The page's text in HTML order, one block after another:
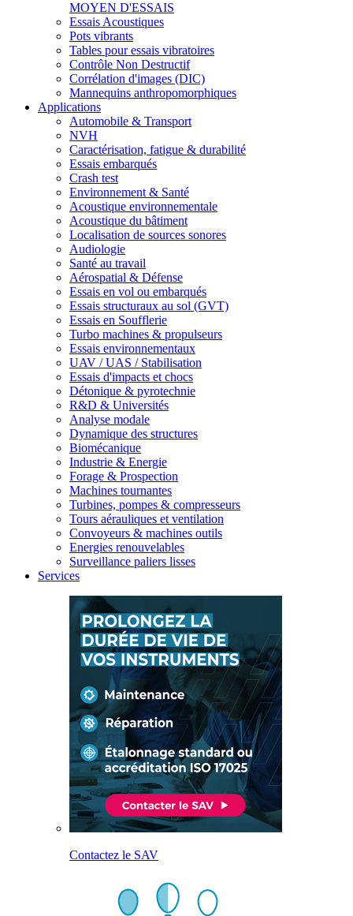
MOYEN D'ESSAIS
Essais Acoustiques
Pots vibrants
Tables pour essais vibratoires
Contrôle Non Destructif
Corrélation d'images (DIC)
Mannequins anthropomorphiques
Applications
Automobile & Transport
NVH
Caractérisation, fatigue & durabilité
Essais embarqués
Crash test
Environnement & Santé
Acoustique environnementale
Acoustique du bâtiment
Localisation de sources sonores
Audiologie
Santé au travail
Aérospatial & Défense
Essais en vol ou embarqués
Essais structuraux au sol (GVT)
Essais en Soufflerie
Turbo machines & propulseurs
Essais environnementaux
UAV / UAS / Stabilisation
Essais d'impacts et chocs
Détonique & pyrotechnie
R&D & Universités
Analyse modale
Dynamique des structures
Biomécanique
Industrie & Energie
Forage & Prospection
Machines tournantes
Turbines, pompes & compresseurs
Tours aérauliques et ventilation
Convoyeurs & machines outils
Energies renouvelables
Surveillance paliers lisses
Services
Contactez le SAV